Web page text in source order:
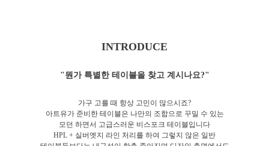
INTRODUCE
"뭔가 특별한 테이블을 찾고 계시나요?"
가구 고를 때 항상 고민이 많으시죠?
아트유가 준비한 테이블은 나만의 조합으로 꾸밀 수 있는
모던 하면서 고급스러운 비스포크 테이블입니다
HPL + 실버엣지 라인 처리를 하여 그렇지 않은 일반